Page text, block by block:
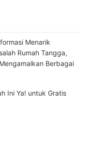
Menarik
Rumah Tangga,
Berbagai
Ini Ya! untuk Gratis